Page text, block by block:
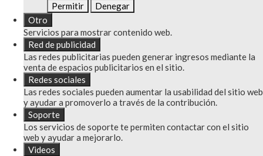
Permitir
Denegar
Otro
Servicios para mostrar contenido web.
Red de publicidad
Las redes publicitarias pueden generar ingresos mediante la
venta de espacios publicitarios en el sitio.
Redes sociales
Las redes sociales pueden aumentar la usabilidad del sitio web
y ayudar a promoverlo a través de la contribución.
Soporte
Los servicios de soporte te permiten contactar con el sitio
web y ayudar a mejorarlo.
Videos